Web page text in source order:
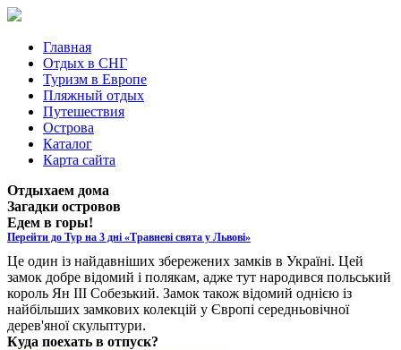
Главная
Отдых в СНГ
Туризм в Европе
Пляжный отдых
Путешествия
Острова
Каталог
Карта сайта
Отдыхаем дома
Загадки островов
Едем в горы!
Перейти до Тур на 3 дні «Травневі свята у Львові»
Це один із найдавніших збережених замків в Україні. Цей
замок добре відомий і полякам, адже тут народився польський
король Ян ІІІ Собезький. Замок також відомий однією із
найбільших замкових колекцій у Європі середньовічної
дерев'яної скульптури.
Куда поехать в отпуск?